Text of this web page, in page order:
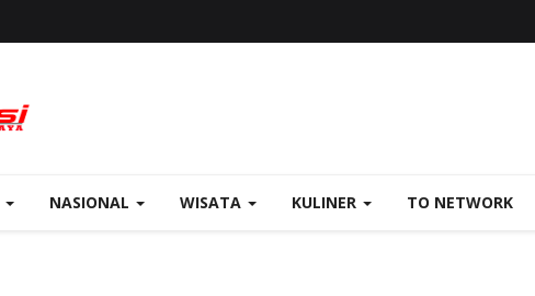
NASIONAL WISATA KULINER TO NETWORK